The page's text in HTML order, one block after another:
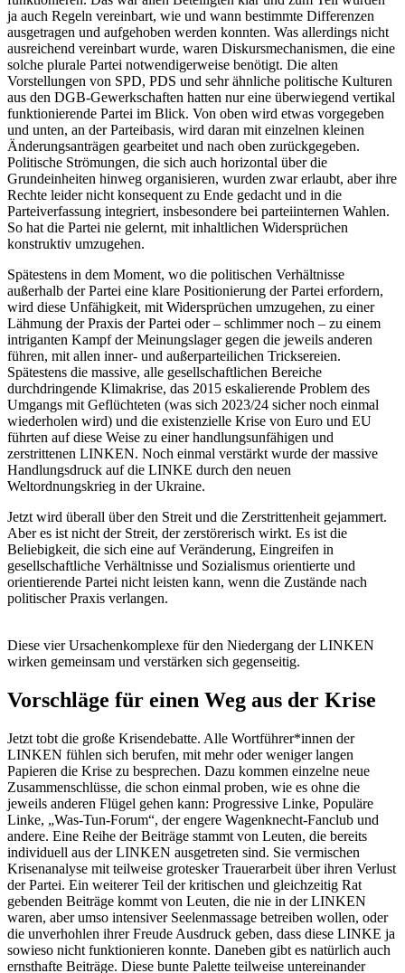
ja auch Regeln vereinbart, wie und wann bestimmte Differenzen
ausgetragen und aufgehoben werden konnten. Was allerdings nicht
ausreichend vereinbart wurde, waren Diskursmechanismen, die eine
solche plurale Partei notwendigerweise benötigt. Die alten
Vorstellungen von SPD, PDS und sehr ähnliche politische Kulturen
aus den DGB-Gewerkschaften hatten nur eine überwiegend vertikal
funktionierende Partei im Blick. Von oben wird etwas vorgegeben
und unten, an der Parteibasis, wird daran mit einzelnen kleinen
Änderungsanträgen gearbeitet und nach oben zurückgegeben.
Politische Strömungen, die sich auch horizontal über die
Grundeinheiten hinweg organisieren, wurden zwar erlaubt, aber ihre
Rechte leider nicht konsequent zu Ende gedacht und in die
Parteiverfassung integriert, insbesondere bei parteiinternen Wahlen.
So hat die Partei nie gelernt, mit inhaltlichen Widersprüchen
konstruktiv umzugehen.
Spätestens in dem Moment, wo die politischen Verhältnisse
außerhalb der Partei eine klare Positionierung der Partei erfordern,
wird diese Unfähigkeit, mit Widersprüchen umzugehen, zu einer
Lähmung der Praxis der Partei oder – schlimmer noch – zu einem
intriganten Kampf der Meinungslager gegen die jeweils anderen
führen, mit allen inner- und außerparteilichen Tricksereien.
Spätestens die massive, alle gesellschaftlichen Bereiche
durchdringende Klimakrise, das 2015 eskalierende Problem des
Umgangs mit Geflüchteten (was sich 2023/24 sicher noch einmal
wiederholen wird) und die existenzielle Krise von Euro und EU
führten auf diese Weise zu einer handlungsunfähigen und
zerstrittenen LINKEN. Noch einmal verstärkt wurde der massive
Handlungsdruck auf die LINKE durch den neuen
Weltordnungskrieg in der Ukraine.
Jetzt wird überall über den Streit und die Zerstrittenheit gejammert.
Aber es ist nicht der Streit, der zerstörerisch wirkt. Es ist die
Beliebigkeit, die sich eine auf Veränderung, Eingreifen in
gesellschaftliche Verhältnisse und Sozialismus orientierte und
orientierende Partei nicht leisten kann, wenn die Zustände nach
politischer Praxis verlangen.
Diese vier Ursachenkomplexe für den Niedergang der LINKEN
wirken gemeinsam und verstärken sich gegenseitig.
Vorschläge für einen Weg aus der Krise
Jetzt tobt die große Krisendebatte. Alle Wortführer*innen der
LINKEN fühlen sich berufen, mit mehr oder weniger langen
Papieren die Krise zu besprechen. Dazu kommen einzelne neue
Zusammenschlüsse, die schon einmal proben, wie es ohne die
jeweils anderen Flügel gehen kann: Progressive Linke, Populäre
Linke, „Was-Tun-Forum“, der engere Wagenknecht-Fanclub und
andere. Eine Reihe der Beiträge stammt von Leuten, die bereits
individuell aus der LINKEN ausgetreten sind. Sie vermischen
Krisenanalyse mit teilweise grotesker Trauerarbeit über ihren Verlust
der Partei. Ein weiterer Teil der kritischen und gleichzeitig Rat
gebenden Beiträge kommt von Leuten, die nie in der LINKEN
waren, aber umso intensiver Seelenmassage betreiben wollen, oder
die unverhohlen ihrer Freude Ausdruck geben, dass diese LINKE ja
sowieso nicht funktionieren konnte. Daneben gibt es natürlich auch
ernsthafte Beiträge. Diese bunte Palette teilweise untereinander